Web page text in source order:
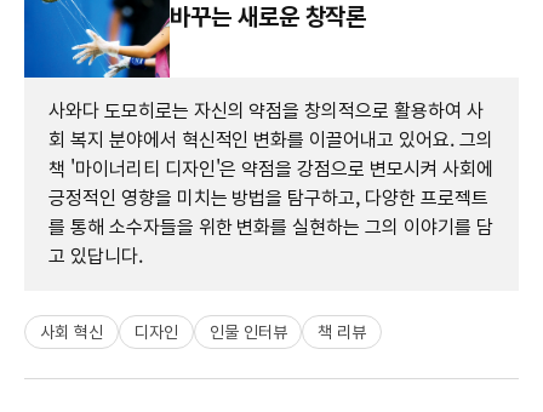
바꾸는 새로운 창작론
사와다 도모히로는 자신의 약점을 창의적으로 활용하여 사
회 복지 분야에서 혁신적인 변화를 이끌어내고 있어요. 그의
책 '마이너리티 디자인'은 약점을 강점으로 변모시켜 사회에
긍정적인 영향을 미치는 방법을 탐구하고, 다양한 프로젝트
를 통해 소수자들을 위한 변화를 실현하는 그의 이야기를 담
고 있답니다.
사회 혁신 디자인 인물 인터뷰 책 리뷰